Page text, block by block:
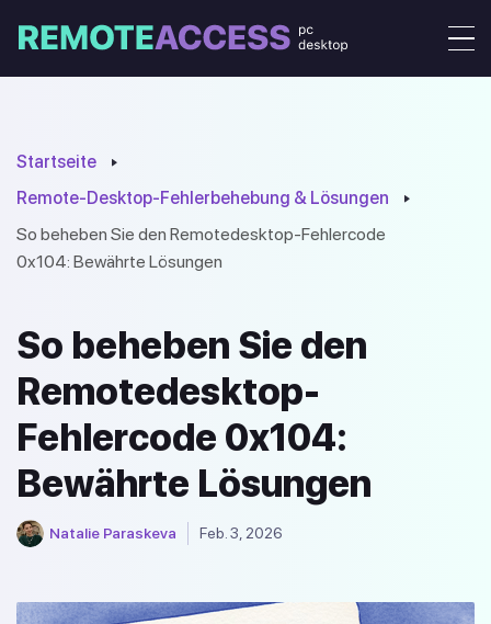
Startseite
Remote-Desktop-Fehlerbehebung & Lösungen
So beheben Sie den Remotedesktop-Fehlercode
0x104: Bewährte Lösungen
So beheben Sie den
Remotedesktop-
Fehlercode 0x104:
Bewährte Lösungen
Natalie Paraskeva Feb. 3, 2026